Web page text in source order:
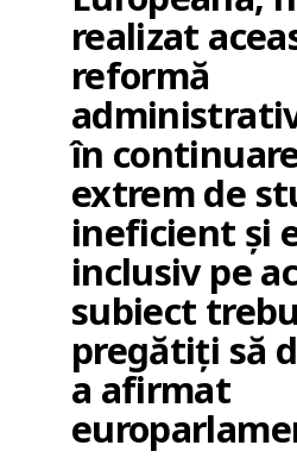
realizat
reformă
în
extrem de
ineficient și
inclusiv pe
subiect
pregătiți să
a afirmat